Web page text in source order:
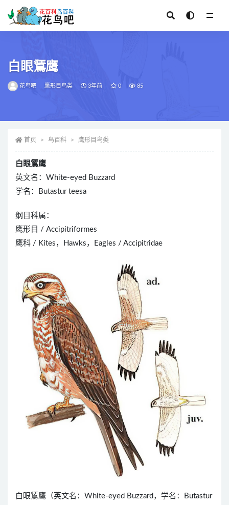
白眼鵟鹰
花鸟吧 鹰形目鸟类 3年前 0 85
首页 鸟百科 鹰形目鸟类
白眼鵟鹰
英文名：White-eyed Buzzard
学名：Butastur teesa
纲目科属：
鹰形目 / Accipitriformes
鹰科 / Kites，Hawks，Eagles / Accipitridae
白眼鵟鹰（英文名：White-eyed Buzzard，学名：Butastur